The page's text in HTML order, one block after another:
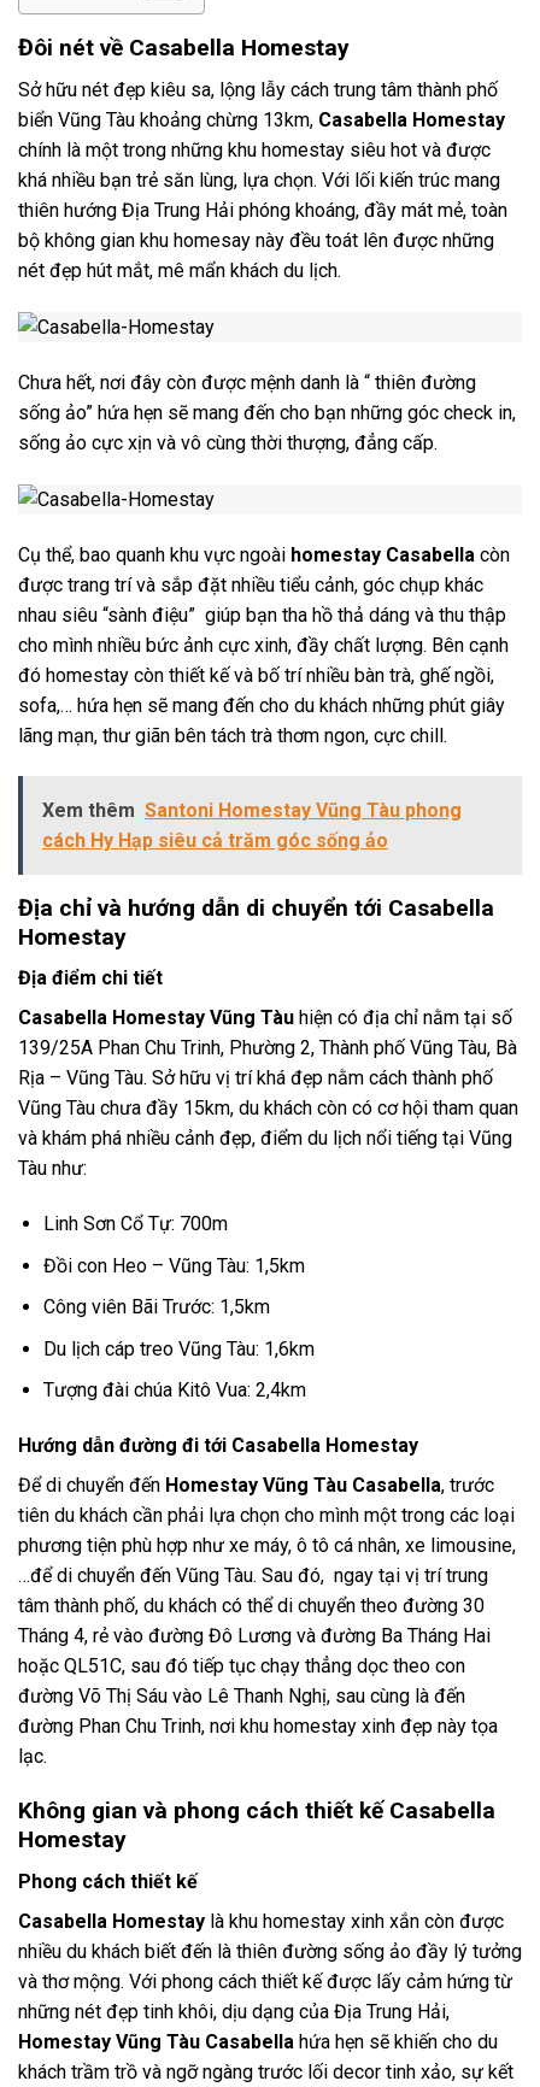
Đôi nét về Casabella Homestay
Sở hữu nét đẹp kiêu sa, lộng lẫy cách trung tâm thành phố
biển Vũng Tàu khoảng chừng 13km, Casabella Homestay
chính là một trong những khu homestay siêu hot và được
khá nhiều bạn trẻ săn lùng, lựa chọn. Với lối kiến trúc mang
thiên hướng Địa Trung Hải phóng khoáng, đầy mát mẻ, toàn
bộ không gian khu homesay này đều toát lên được những
nét đẹp hút mắt, mê mẩn khách du lịch.
Chưa hết, nơi đây còn được mệnh danh là “ thiên đường
sống ảo” hứa hẹn sẽ mang đến cho bạn những góc check in,
sống ảo cực xịn và vô cùng thời thượng, đẳng cấp.
Cụ thể, bao quanh khu vực ngoài homestay Casabella còn
được trang trí và sắp đặt nhiều tiểu cảnh, góc chụp khác
nhau siêu “sành điệu” giúp bạn tha hồ thả dáng và thu thập
cho mình nhiều bức ảnh cực xinh, đầy chất lượng. Bên cạnh
đó homestay còn thiết kế và bố trí nhiều bàn trà, ghế ngồi,
sofa,… hứa hẹn sẽ mang đến cho du khách những phút giây
lãng mạn, thư giãn bên tách trà thơm ngon, cực chill.
Xem thêm Santoni Homestay Vũng Tàu phong
cách Hy Hạp siêu cả trăm góc sống ảo
Địa chỉ và hướng dẫn di chuyển tới Casabella
Homestay
Địa điểm chi tiết
Casabella Homestay Vũng Tàu hiện có địa chỉ nằm tại số
139/25A Phan Chu Trinh, Phường 2, Thành phố Vũng Tàu, Bà
Rịa – Vũng Tàu. Sở hữu vị trí khá đẹp nằm cách thành phố
Vũng Tàu chưa đầy 15km, du khách còn có cơ hội tham quan
và khám phá nhiều cảnh đẹp, điểm du lịch nổi tiếng tại Vũng
Tàu như:
Linh Sơn Cổ Tự: 700m
Đồi con Heo – Vũng Tàu: 1,5km
Công viên Bãi Trước: 1,5km
Du lịch cáp treo Vũng Tàu: 1,6km
Tượng đài chúa Kitô Vua: 2,4km
Hướng dẫn đường đi tới Casabella Homestay
Để di chuyển đến Homestay Vũng Tàu Casabella, trước
tiên du khách cần phải lựa chọn cho mình một trong các loại
phương tiện phù hợp như xe máy, ô tô cá nhân, xe limousine,
…để di chuyển đến Vũng Tàu. Sau đó, ngay tại vị trí trung
tâm thành phố, du khách có thể di chuyển theo đường 30
Tháng 4, rẻ vào đường Đô Lương và đường Ba Tháng Hai
hoặc QL51C, sau đó tiếp tục chạy thẳng dọc theo con
đường Võ Thị Sáu vào Lê Thanh Nghị, sau cùng là đến
đường Phan Chu Trinh, nơi khu homestay xinh đẹp này tọa
lạc.
Không gian và phong cách thiết kế Casabella
Homestay
Phong cách thiết kế
Casabella Homestay là khu homestay xinh xắn còn được
nhiều du khách biết đến là thiên đường sống ảo đầy lý tưởng
và thơ mộng. Với phong cách thiết kế được lấy cảm hứng từ
những nét đẹp tinh khôi, dịu dạng của Địa Trung Hải,
Homestay Vũng Tàu Casabella hứa hẹn sẽ khiến cho du
khách trầm trồ và ngỡ ngàng trước lối decor tinh xảo, sự kết